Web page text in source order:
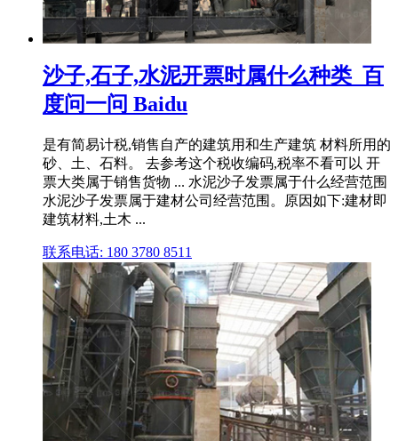
沙子,石子,水泥开票时属什么种类_百
度问一问 Baidu
是有简易计税,销售自产的建筑用和生产建筑 材料所用的
砂、土、石料。 去参考这个税收编码,税率不看可以 开
票大类属于销售货物 ... 水泥沙子发票属于什么经营范围
水泥沙子发票属于建材公司经营范围。原因如下:建材即
建筑材料,土木 ...
联系电话: 180 3780 8511